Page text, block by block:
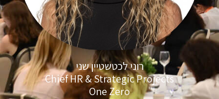
רוני לכטשטיין שני
Chief HR & Strategic Projects
One Zero